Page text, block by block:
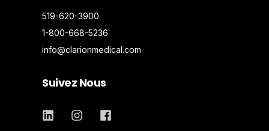
519-620-3900
1-800-668-5236
info@clarionmedical.com
Suivez Nous